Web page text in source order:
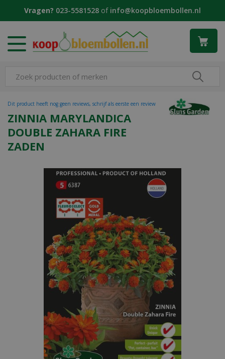
Vragen? 023-5581528 of info@koopbloembollen.nl
ZINNIA MARYLANDICA
DOUBLE ZAHARA FIRE
ZADEN
Dit product heeft nog geen reviews, schrijf als eerste een review